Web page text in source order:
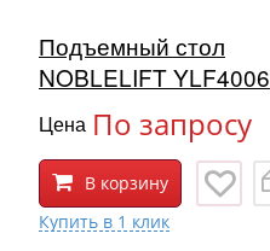
Подъемный стол
NOBLELIFT YLF4006
Цена По запросу
В корзину